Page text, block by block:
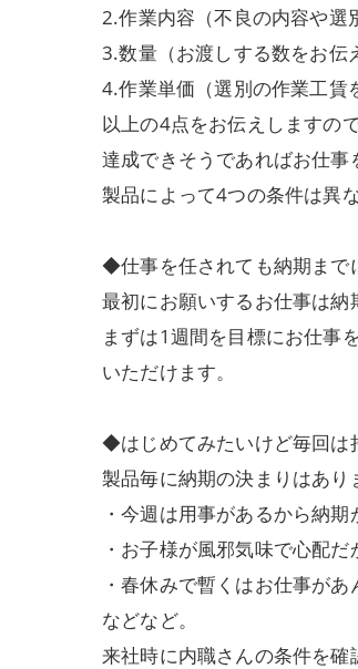
2.作業内容（不良の内容や選
3.数量（お渡しする数をお伝
4.作業単価（選別の作業工賃
以上の4点をお伝えしますの
達成できそうであればお仕事
製品によって4つの条件は異
◆仕事を任されても納期ま
最初にお願いするお仕事は
まずは1週間を目標にお仕事
いただけます。
◆はじめてみたいけど毎回
製品毎に納期の決まりはあり
・今週は用事があるから納
・お子様が風邪気味で心配
・春休みで暫くはお仕事があ
などなど。
来社時に内職さんの条件を確